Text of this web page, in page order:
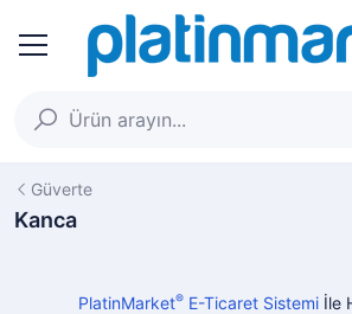
Güverte
Kanca
PlatinMarket®E-Ticaret Sistemiİle